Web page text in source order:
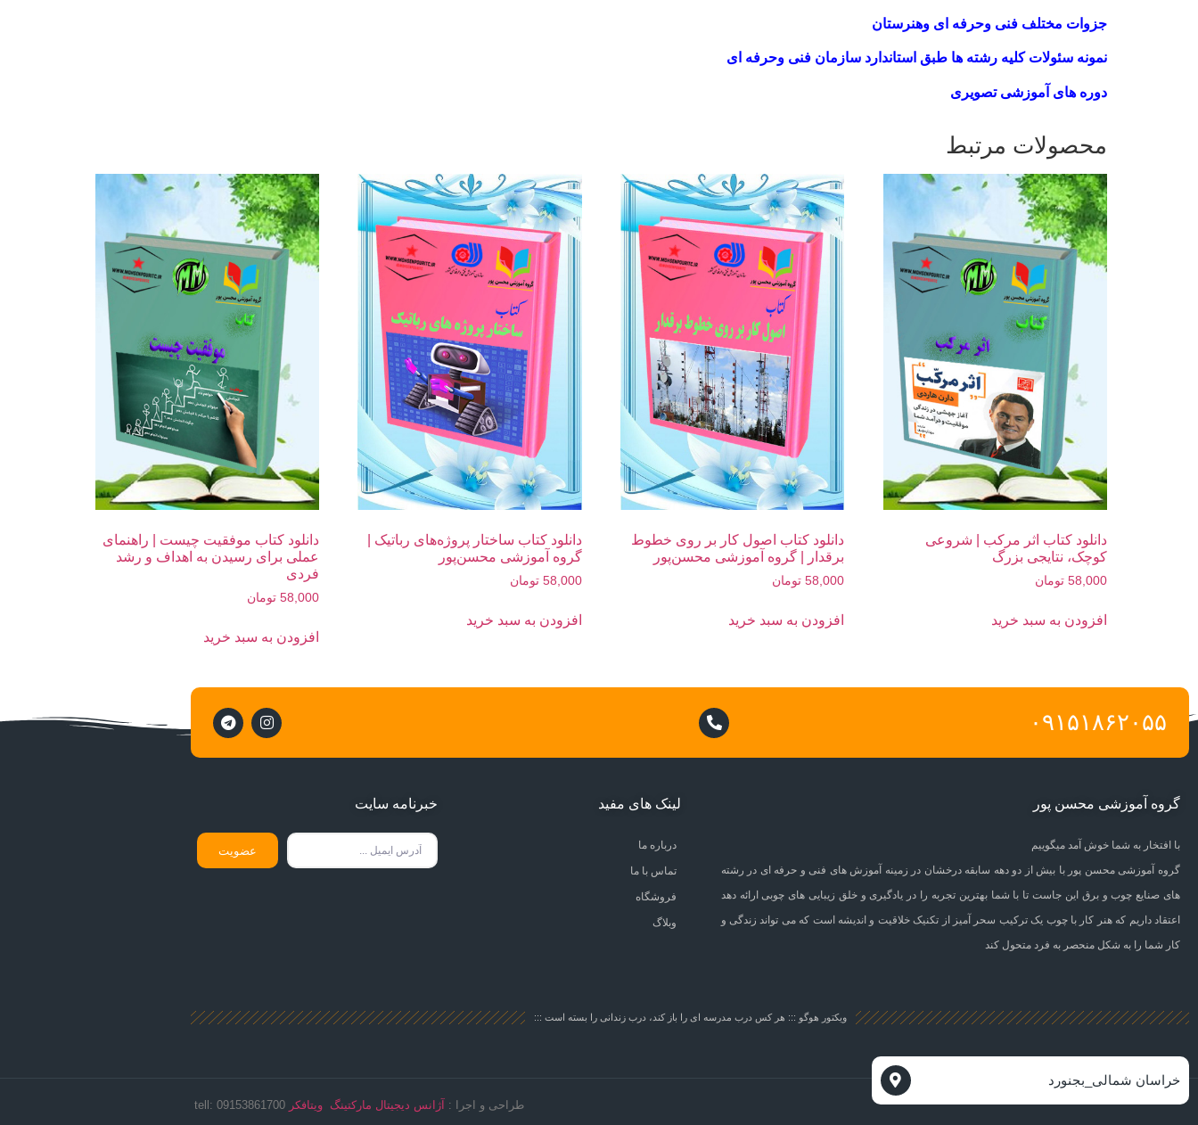
جزوات مختلف فنی وحرفه ای وهنرستان
نمونه سئولات کلیه رشته ها طبق استاندارد سازمان فنی وحرفه ای
دوره های آموزشی تصویری
محصولات مرتبط
دانلود کتاب اثر مرکب | شروعی
کوچک، نتایجی بزرگ
58,000 تومان
افزودن به سبد خرید
دانلود کتاب اصول کار بر روی خطوط
برقدار | گروه آموزشی محسن‌پور
58,000 تومان
افزودن به سبد خرید
دانلود کتاب ساختار پروژه‌های رباتیک |
گروه آموزشی محسن‌پور
58,000 تومان
افزودن به سبد خرید
دانلود کتاب موفقیت چیست | راهنمای
عملی برای رسیدن به اهداف و رشد
فردی
58,000 تومان
افزودن به سبد خرید
۰۹۱۵۱۸۶۲۰۵۵
گروه آموزشی محسن پور
با افتخار به شما خوش آمد میگوییم
گروه آموزشی محسن پور با بیش از دو دهه سابقه درخشان در زمینه آموزش های فنی و حرفه ای در رشته
های صنایع چوب و برق این جاست تا با شما بهترین تجربه را در یادگیری و خلق زیبایی های چوبی ارائه دهد
اعتقاد داریم که هنر کار با چوب یک ترکیب سحر آمیز از تکنیک خلاقیت و اندیشه است که می تواند زندگی و
کار شما را به شکل منحصر به فرد متحول کند
لینک های مفید
درباره ما
تماس با ما
فروشگاه
وبلاگ
خبرنامه سایت
عضویت
ویکتور هوگو ::: هر کس درب مدرسه ای را باز کند، درب زندانی را بسته است :::
خراسان شمالی_بجنورد
طراحی و اجرا : آژانس دیجیتال مارکتینگ ویتافکر